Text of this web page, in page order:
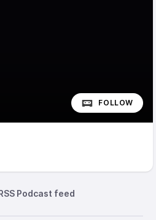
FOLLOW
Podcast feed